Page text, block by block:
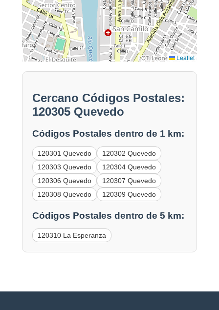
Leaflet
Cercano Códigos Postales:
120305 Quevedo
Códigos Postales dentro de 1 km:
120301 Quevedo
120302 Quevedo
120303 Quevedo
120304 Quevedo
120306 Quevedo
120307 Quevedo
120308 Quevedo
120309 Quevedo
Códigos Postales dentro de 5 km:
120310 La Esperanza